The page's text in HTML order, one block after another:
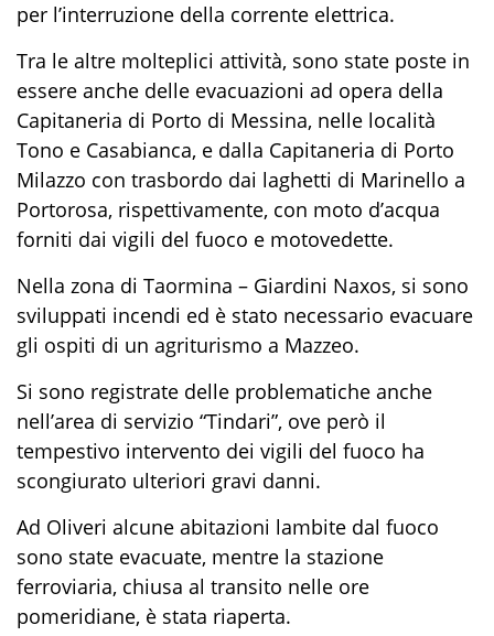
per l’interruzione della corrente elettrica.
Tra le altre molteplici attività, sono state poste in
essere anche delle evacuazioni ad opera della
Capitaneria di Porto di Messina, nelle località
Tono e Casabianca, e dalla Capitaneria di Porto
Milazzo con trasbordo dai laghetti di Marinello a
Portorosa, rispettivamente, con moto d’acqua
forniti dai vigili del fuoco e motovedette.
Nella zona di Taormina – Giardini Naxos, si sono
sviluppati incendi ed è stato necessario evacuare
gli ospiti di un agriturismo a Mazzeo.
Si sono registrate delle problematiche anche
nell’area di servizio “Tindari”, ove però il
tempestivo intervento dei vigili del fuoco ha
scongiurato ulteriori gravi danni.
Ad Oliveri alcune abitazioni lambite dal fuoco
sono state evacuate, mentre la stazione
ferroviaria, chiusa al transito nelle ore
pomeridiane, è stata riaperta.